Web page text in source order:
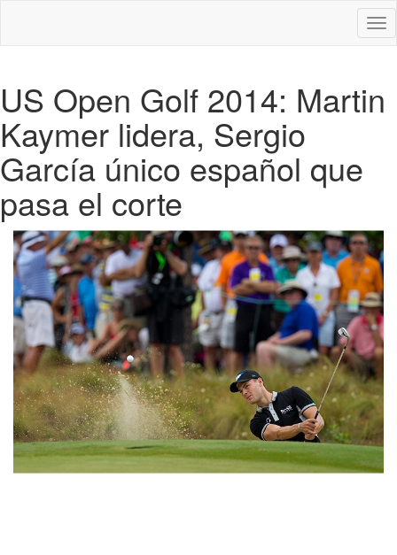
US Open Golf 2014: Martin
Kaymer lidera, Sergio
García único español que
pasa el corte